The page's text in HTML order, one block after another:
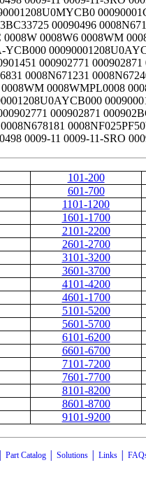
101-200
601-700
1101-1200
1601-1700
2101-2200
2601-2700
3101-3200
3601-3700
4101-4200
4601-1700
5101-5200
5601-5700
6101-6200
6601-6700
7101-7200
7601-7700
8101-8200
8601-8700
9101-9200
Part Catalog Solutions Links